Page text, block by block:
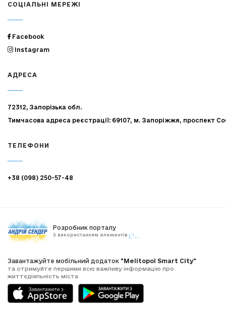
СОЦІАЛЬНІ МЕРЕЖІ
Facebook
Instagram
АДРЕСА
72312, Запорізька обл.
Тимчасова адреса реєстрації: 69107, м. Запоріжжя, проспект
ТЕЛЕФОНИ
+38 (098) 250-57-48
Розробник порталу
З використанням елементів
Завантажуйте мобільний додаток "Melitopol Smart City"
та отримуйте першими всю важливу інформацію про
життєдіяльність міста